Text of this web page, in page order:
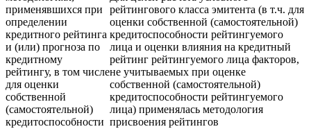
применявшихся при
определении
кредитного рейтинга
и (или) прогноза по
кредитному
рейтингу, в том числе
для оценки
собственной
(самостоятельной)
кредитоспособности
рейтингового класса эмитента (в т.ч. для
оценки собственной (самостоятельной)
кредитоспособности рейтингуемого
лица и оценки влияния на кредитный
рейтинг рейтингуемого лица факторов,
не учитываемых при оценке
собственной (самостоятельной)
кредитоспособности рейтингуемого
лица) применялась методология
присвоения рейтингов